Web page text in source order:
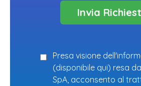
Presa visione
(disponibile qui) resa
SpA, acconsento al